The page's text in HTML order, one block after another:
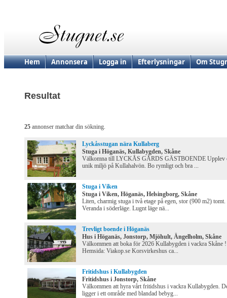
Hem Annonsera Logga in Efterlysningar Om
Resultat
25 annonser matchar din sökning.
Lyckåsstugan nära Kullaberg
Stuga i Höganäs, Kullabygden, Skåne
Välkomna till LYCKÅS GÅRDS GÄSTBOENDE Upplev
unik miljö på Kullahalvön. Bo rymligt och bra ...
Stuga i Viken
Stuga i Viken, Höganäs, Helsingborg, Skåne
Liten, charmig stuga i två etage på egen, stor (900 m2) tomt.
Veranda i söderläge. Lugnt läge nä...
Trevligt boende i Höganäs
Hus i Höganäs, Jonstorp, Mjöhult, Ängelholm, Skåne
Välkommen att boka för 2026 Kullabygden i vackra Skåne
Hemsida: Viakop.se Korsvirkeshus ca...
Fritidshus i Kullabygden
Fritidshus i Jonstorp, Skåne
Välkommen att hyra vårt fritidshus i vackra Kullabygden.
ligger i ett område med blandad bebyg...